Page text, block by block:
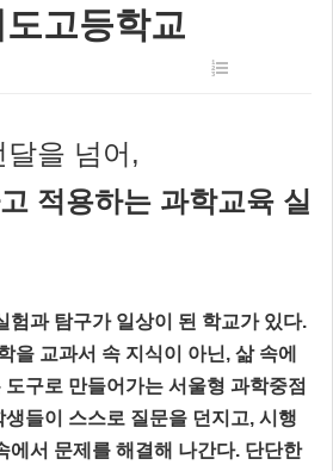
고등학교
을 넘어,
적용하는 과학교육 실
험과 탐구가 일상이 된 학교가 있다.
을 교과서 속 지식이 아닌, 삶 속에
구로 만들어가는 서울형 과학중점
들이 스스로 질문을 던지고, 시행
에서 문제를 해결해 나간다. 단단한